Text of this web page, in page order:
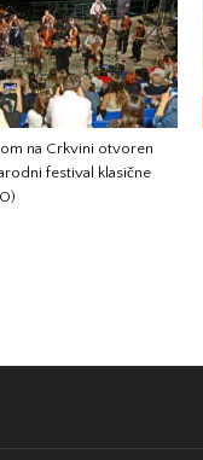
na Crkvini otvoren
festival klasične